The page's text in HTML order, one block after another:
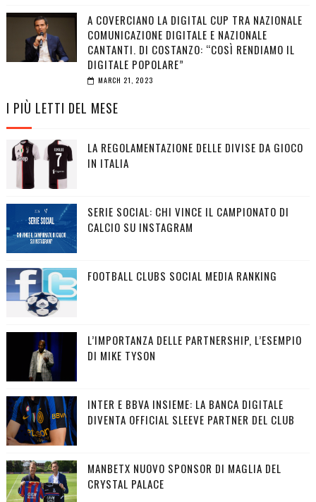
A COVERCIANO LA DIGITAL CUP TRA NAZIONALE
COMUNICAZIONE DIGITALE E NAZIONALE
CANTANTI. DI COSTANZO: “COSÌ RENDIAMO IL
DIGITALE POPOLARE”
MARCH 21, 2023
I PIÙ LETTI DEL MESE
LA REGOLAMENTAZIONE DELLE DIVISE DA GIOCO
IN ITALIA
SERIE SOCIAL: CHI VINCE IL CAMPIONATO DI
CALCIO SU INSTAGRAM
FOOTBALL CLUBS SOCIAL MEDIA RANKING
L’IMPORTANZA DELLE PARTNERSHIP, L’ESEMPIO
DI MIKE TYSON
INTER E BBVA INSIEME: LA BANCA DIGITALE
DIVENTA OFFICIAL SLEEVE PARTNER DEL CLUB
MANBETX NUOVO SPONSOR DI MAGLIA DEL
CRYSTAL PALACE